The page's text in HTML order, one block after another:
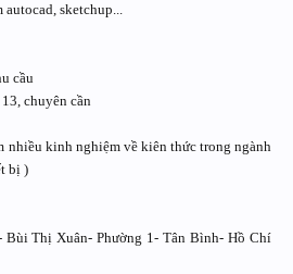
autocad, sketchup...
cầu
chuyên cần
nhiều kinh nghiệm về kiên thức trong ngành
bị )
Thị Xuân- Phường 1- Tân Bình- Hồ Chí